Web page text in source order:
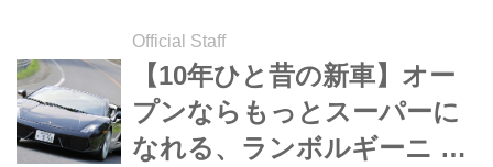
Official Staff
【10年ひと昔の新車】オー
プンならもっとスーパーに
なれる、ランボルギーニ ガ